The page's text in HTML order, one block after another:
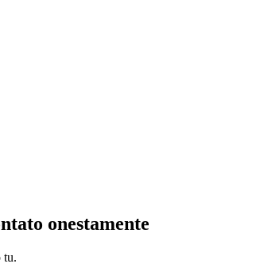
onestamente
tu.